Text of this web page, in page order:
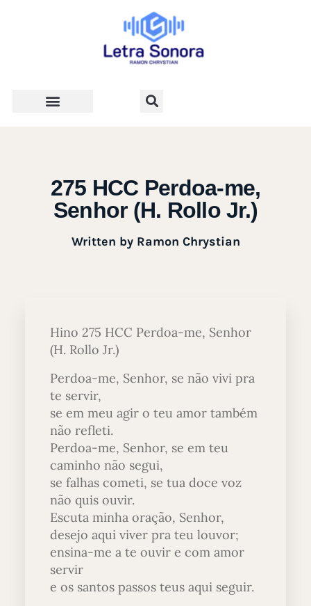
275 HCC Perdoa-me,
Senhor (H. Rollo Jr.)
Written byRamon Chrystian
Hino 275 HCC Perdoa-me, Senhor
(H. Rollo Jr.)
Perdoa-me, Senhor, se não vivi pra
te servir,
se em meu agir o teu amor também
não refleti.
Perdoa-me, Senhor, se em teu
caminho não segui,
se falhas cometi, se tua doce voz
não quis ouvir.
Escuta minha oração, Senhor,
desejo aqui viver pra teu louvor;
ensina-me a te ouvir e com amor
servir
e os santos passos teus aqui seguir.